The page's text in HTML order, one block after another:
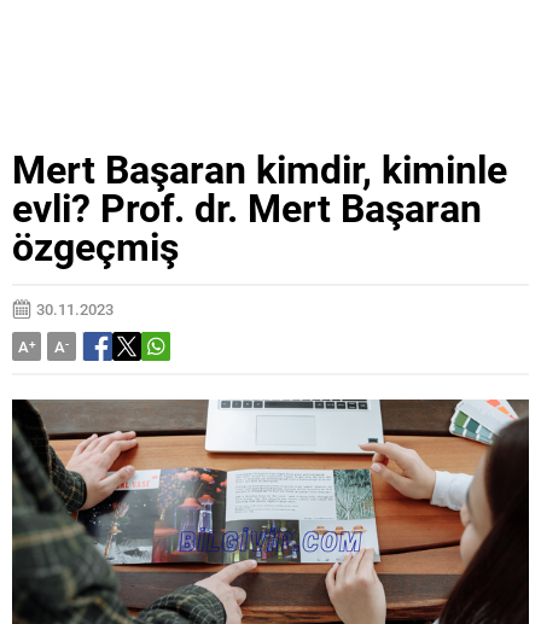
Mert Başaran kimdir, kiminle
evli? Prof. dr. Mert Başaran
özgeçmiş
30.11.2023
A+ A-